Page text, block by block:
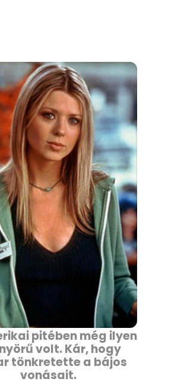
pitében még ilyen
volt. Kár, hogy
tönkretette a bájos
vonásait.